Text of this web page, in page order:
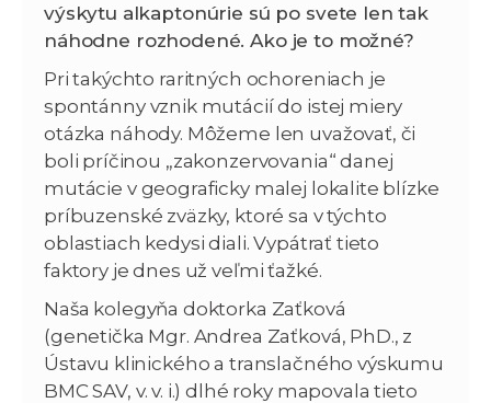
výskytu alkaptonúrie sú po svete len tak
náhodne rozhodené. Ako je to možné?
Pri takýchto raritných ochoreniach je
spontánny vznik mutácií do istej miery
otázka náhody. Môžeme len uvažovať, či
boli príčinou „zakonzervovania“ danej
mutácie v geograficky malej lokalite blízke
príbuzenské zväzky, ktoré sa v týchto
oblastiach kedysi diali. Vypátrať tieto
faktory je dnes už veľmi ťažké.
Naša kolegyňa doktorka Zaťková
(genetička Mgr. Andrea Zaťková, PhD., z
Ústavu klinického a translačného výskumu
BMC SAV, v. v. i.) dlhé roky mapovala tieto